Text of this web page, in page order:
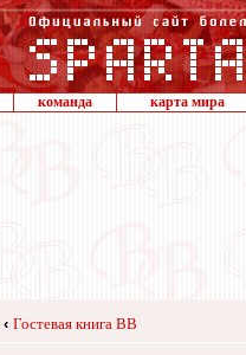
команда карта мира
‹ Гостевая книга ВВ